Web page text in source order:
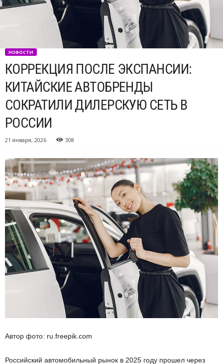
НОВОСТИ
КОРРЕКЦИЯ ПОСЛЕ ЭКСПАНСИИ:
КИТАЙСКИЕ АВТОБРЕНДЫ
СОКРАТИЛИ ДИЛЕРСКУЮ СЕТЬ В
РОССИИ
21 января, 2026 308
Автор фото: ru.freepik.com
Российский автомобильный рынок в 2025 году прошел через